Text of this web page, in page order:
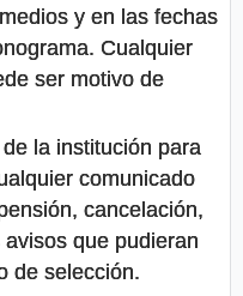
y en las fechas
Cualquier
ser motivo de
la institución para
comunicado
cancelación,
que pudieran
de selección.